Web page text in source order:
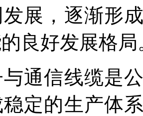
展，逐渐形
良好发展格局
通信线缆是
定的生产体